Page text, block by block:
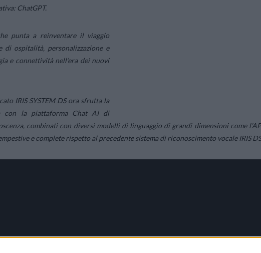
ChatGPT.
punta a reinventare il viaggio
ospitalità, personalizzazione e
e connettività nell’era dei nuovi
IRIS SYSTEM DS ora sfrutta la
con la piattaforma Chat AI di
combinati con diversi modelli di linguaggio di grandi dimensioni come
e complete rispetto al precedente sistema di riconoscimento vocale IRIS